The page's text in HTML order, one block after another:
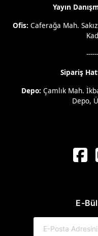
Yayın
Ofis: Caferağa Mah.
Sipariş
Depo: Çamlık Mah.
Depo,
E-